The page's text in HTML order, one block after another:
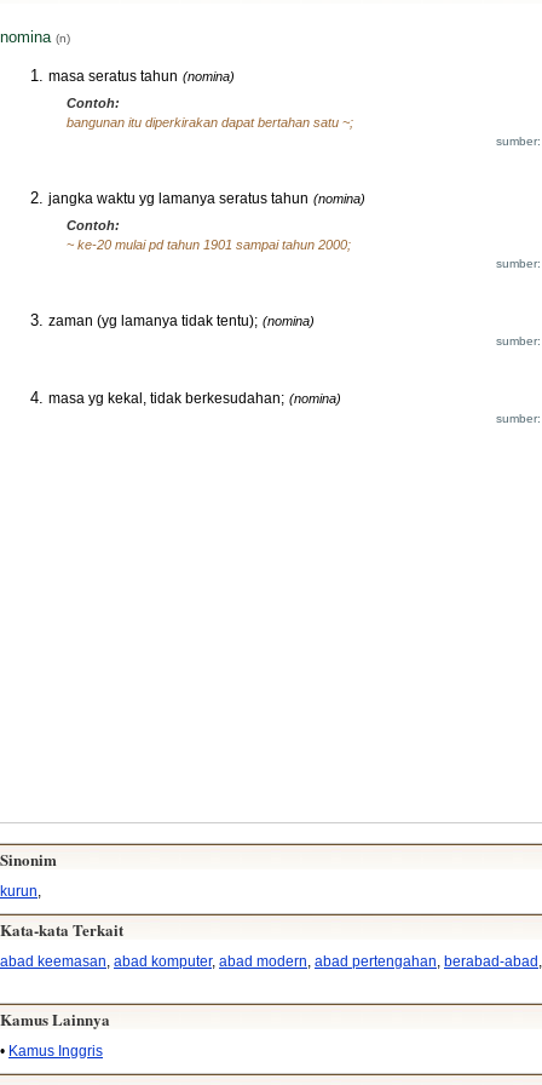
nomina (n)
masa seratus tahun (nomina)
Contoh:
bangunan itu diperkirakan dapat bertahan satu ~;
jangka waktu yg lamanya seratus tahun (nomina)
Contoh:
~ ke-20 mulai pd tahun 1901 sampai tahun 2000;
zaman (yg lamanya tidak tentu); (nomina)
masa yg kekal, tidak berkesudahan; (nomina)
Sinonim
kurun
Kata-kata Terkait
abad keemasan, abad komputer, abad modern, abad pertengahan, berabad-abad ,
Kamus Lainnya
• Kamus Inggris